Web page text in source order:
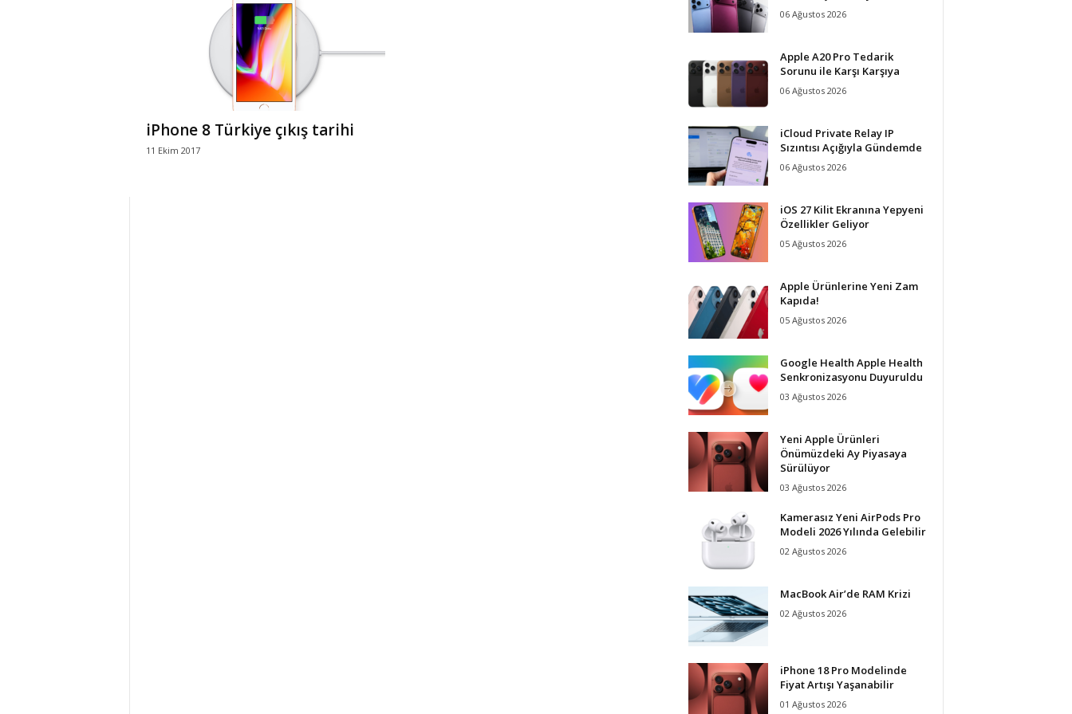
r
l
i
E
iPhone 8 Türkiye çıkış tarihi
11 Ekim 2017
06 Ağustos 2026
Apple A20 Pro Tedarik
Sorunu ile Karşı Karşıya
06 Ağustos 2026
iCloud Private Relay IP
Sızıntısı Açığıyla Gündemde
06 Ağustos 2026
iOS 27 Kilit Ekranına Yepyeni
Özellikler Geliyor
05 Ağustos 2026
Apple Ürünlerine Yeni Zam
Kapıda!
05 Ağustos 2026
Google Health Apple Health
Senkronizasyonu Duyuruldu
03 Ağustos 2026
Yeni Apple Ürünleri
Önümüzdeki Ay Piyasaya
Sürülüyor
03 Ağustos 2026
Kamerasız Yeni AirPods Pro
Modeli 2026 Yılında Gelebilir
02 Ağustos 2026
MacBook Air’de RAM Krizi
02 Ağustos 2026
iPhone 18 Pro Modelinde
Fiyat Artışı Yaşanabilir
01 Ağustos 2026